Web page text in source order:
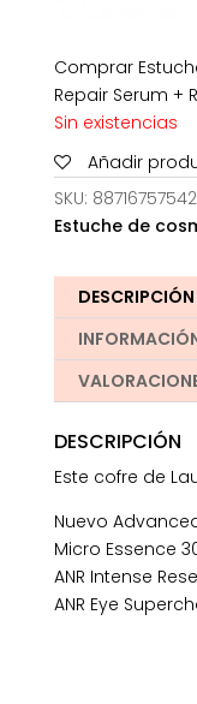
Comprar
Repair Serum +
Sin existencias
Añadir
SKU:
Estuche de
DESCRIPCIÓN
DESCRIPCIÓN
Este cofre de
Nuevo
Micro Essence
ANR Intense
ANR Eye